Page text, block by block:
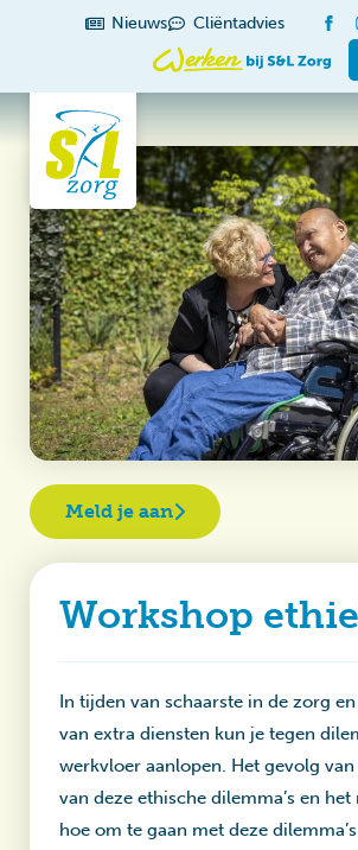
Nieuws Cliëntadvies
Meld je aan
Workshop
In tijden van schaarste in de zorg
van extra diensten kun je tegen
werkvloer aanlopen. Het gevolg
van deze ethische dilemma’s en het
hoe om te gaan met deze